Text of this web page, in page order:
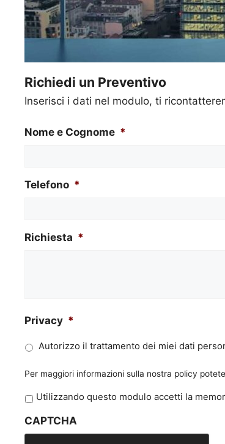
Richiedi un Preventivo
Inserisci i dati nel modulo, ti
Nome e Cognome *
Telefono *
Richiesta *
Privacy *
Autorizzo il trattamento dei miei dati
Per maggiori informazioni sulla nostra policy
P
i
v
Utilizzando questo modulo accetti la
CAPTCHA